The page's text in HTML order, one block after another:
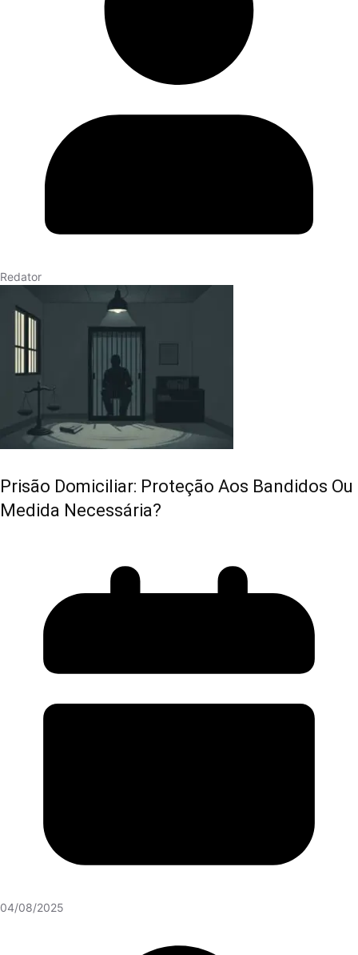
Redator
Prisão Domiciliar: Proteção Aos Bandidos Ou
Medida Necessária?
04/08/2025